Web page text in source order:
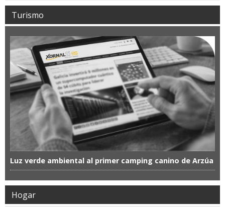
Turismo
Luz verde ambiental al primer camping canino de Arzúa
Hogar